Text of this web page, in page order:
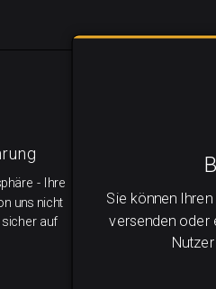
Sie können
versenden oder
- Ihre
uns nicht
auf